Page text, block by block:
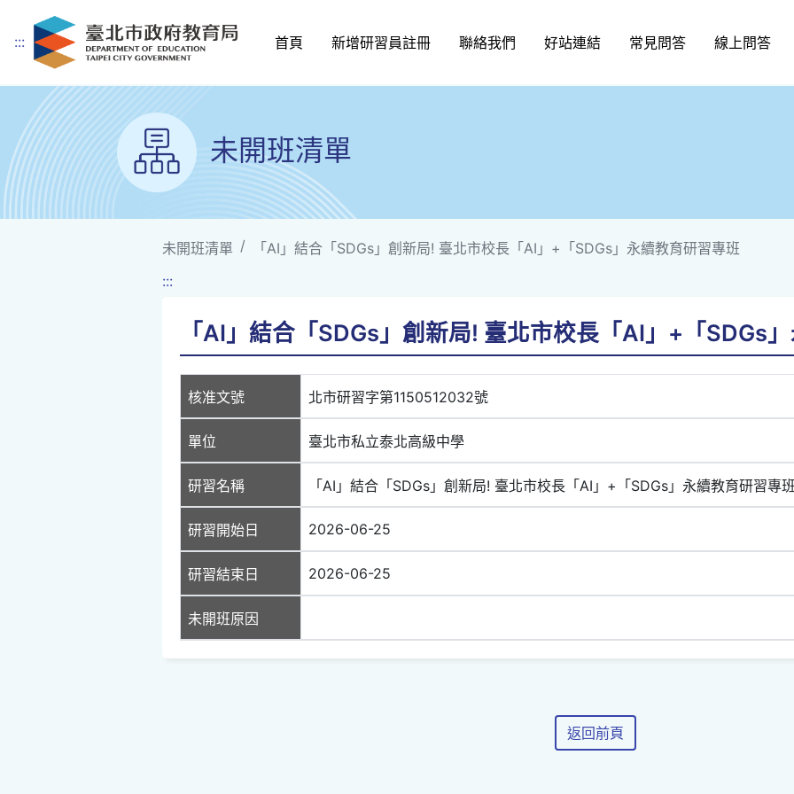
跳到主要內容
::: 首頁 新增研習員註冊 聯絡我們 好站連結 常見問答 線上問答
未開班清單
未開班清單
「AI」結合「SDGs」創新局! 臺北市校長「AI」+「SDGs」永續教育研習專班
:::
「AI」結合「SDGs」創新局! 臺北市校長「AI」+「SDGs
核准文號 北市研習字第1150512032號
單位 臺北市私立泰北高級中學
研習名稱 「AI」結合「SDGs」創新局! 臺北市校長「AI」+「SDGs」永續教育研習專
研習開始日 2026-06-25
研習結束日 2026-06-25
未開班原因
返回前頁